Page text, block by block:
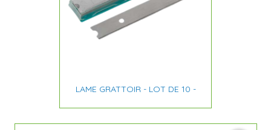
LAME GRATTOIR - LOT DE 10 -